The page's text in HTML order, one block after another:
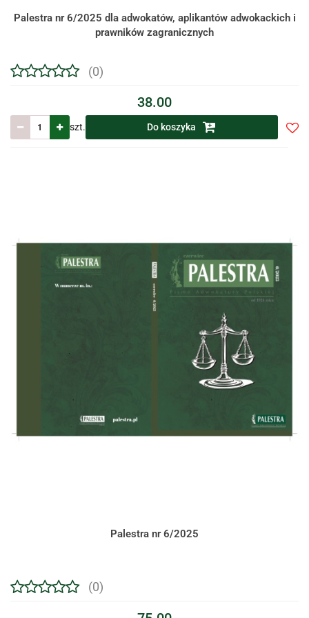
Palestra nr 6/2025 dla adwokatów, aplikantów adwokackich i
prawników zagranicznych
(0)
38.00
szt. Do koszyka
Palestra nr 6/2025
(0)